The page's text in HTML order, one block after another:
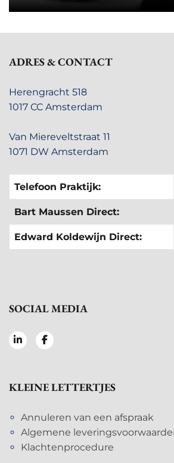
ADRES & CONTACT
Herengracht 518
1017 CC Amsterdam
Van Miereveltstraat
1071 DW Amsterdam
Telefoon Praktijk:
Bart Maussen Direct:
Edward Koldewijn Direct:
SOCIAL MEDIA
KLEINE LETTERTJES
Annuleren van een afspraak
Algemene
Klachtenprocedure